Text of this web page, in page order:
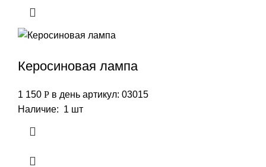
Керосиновая лампа
1 150 Р в день артикул: 03015
Наличие: 1 шт